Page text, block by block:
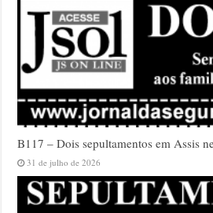
B117 – Dois sepultamentos em Assis
31 de julho de 2026